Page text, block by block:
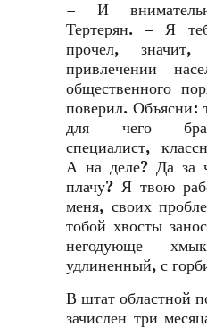
– И
Тертерян. – Я
прочел,
привлечении
общественного
поверил.
для чего
специалист,
А на деле? Да за
плачу? Я твою
меня, своих
тобой хвосты
негодующе
удлиненный, с
В штат областной
зачислен три